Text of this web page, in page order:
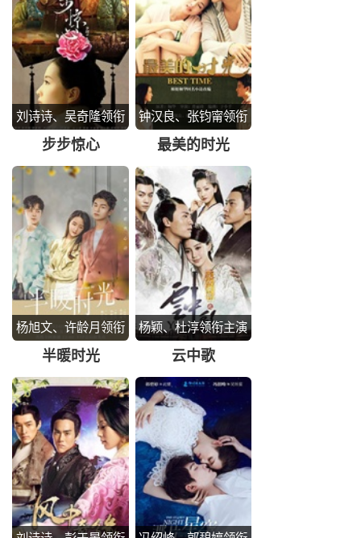
刘诗诗、吴奇隆领衔
主演
步步惊心
钟汉良、张钧甯领衔
主演
最美的时光
杨旭文、许龄月领衔
主演
半暖时光
杨颖、杜淳领衔主演
云中歌